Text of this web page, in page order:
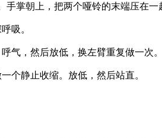
朝上，把两个哑铃的末端压在一
吸。
，然后放低，换左臂重复做一次。
静止收缩。放低，然后站直。